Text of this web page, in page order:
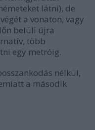
látni), de
a vonaton, vagy
belüli újra
több
egy metróig.
nélkül,
a második